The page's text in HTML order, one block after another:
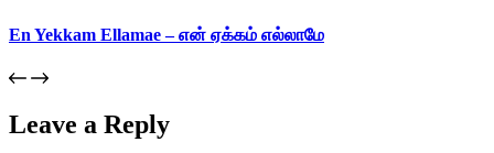
En Yekkam Ellamae – என் ஏக்கம் எல்லாமே
Leave a Reply